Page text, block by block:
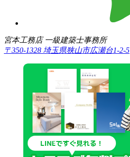
宮本工務店 一級建築士事務所
〒350-1328 埼玉県狭山市広瀬台1-2-5